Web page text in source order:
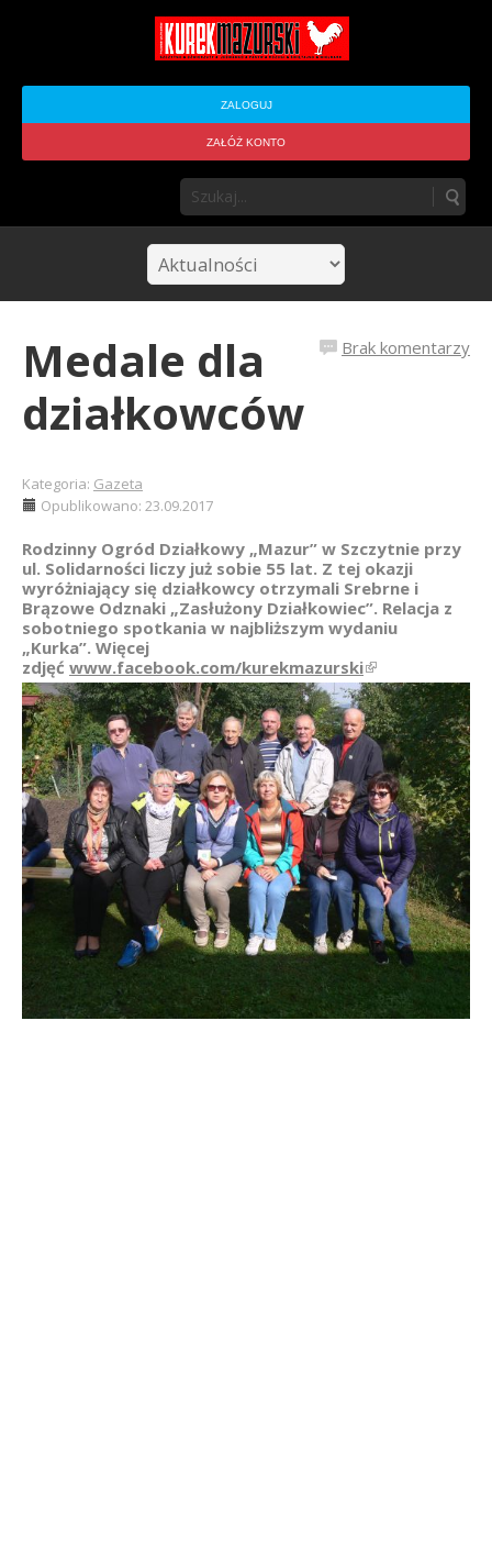
ZALOGUJ
ZAŁÓŻ KONTO
Brak komentarzy
Medale dla
działkowców
Kategoria: Gazeta
Opublikowano: 23.09.2017
Rodzinny Ogród Działkowy „Mazur” w Szczytnie przy
ul. Solidarności liczy już sobie 55 lat. Z tej okazji
wyróżniający się działkowcy otrzymali Srebrne i
Brązowe Odznaki „Zasłużony Działkowiec”. Relacja z
sobotniego spotkania w najbliższym wydaniu
„Kurka”. Więcej
zdjęć www.facebook.com/kurekmazurski